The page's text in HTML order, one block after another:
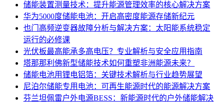
储能装置测量技术：提升能源管理效率的核心解决方案
华为5000度储能电池：开启高密度能源存储新纪元
也门高频逆变器故障分析与解决方案：太阳能系统稳定
运行的必修课
光伏板最高能承多高电压？专业解析与安全应用指南
塔那那利佛新型储能技术如何重塑非洲能源未来？
储能电池用锂电铝箔：关键技术解析与行业趋势展望
尼泊尔储能专用电池：可再生能源时代的能源解决方案
芬兰坦佩雷户外电源BESS：新能源时代的户外储能解决